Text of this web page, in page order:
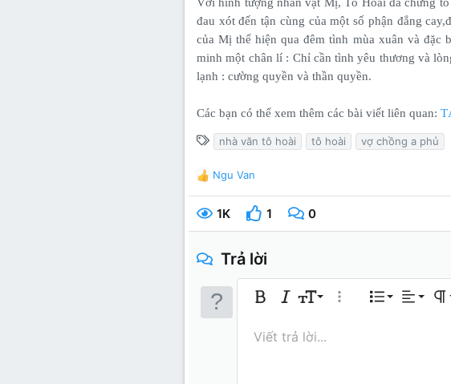
Với hình tượng nhân vật Mị, Tô Hoài đã chứng
đau xót đến tận cùng của một số phận đắng
của Mị thể hiện qua đêm tình mùa xuân và đặc
minh một chân lí : Chỉ cần tình yêu thương và
lạnh : cường quyền và thần quyền.
Các bạn có thể xem thêm các bài viết liên quan:
T
k
h
ó
a
nhà văn tô hoài tô hoài vợ chồng a phủ
R
e
a
i
Ngu Van
1K 1 0
Trả lời
Bold In nghiêng
Kích thước
9
Thêm tùy chọn…
Danh sáchDanh
Căn lề
Căn trái
Normal
Màu chữPhông chữArial
Gạch ngang
Mặt cười
MediaTrích dẫn
RedoXóa định dạng
Toggle BB code
Viết trả lời...